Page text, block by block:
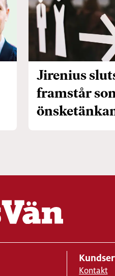
Jirenius
framstår
Kontakt